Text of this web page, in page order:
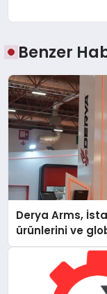
Benzer
Derya Arms,
ürünlerini ve